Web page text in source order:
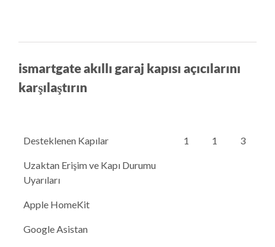
ismartgate akıllı garaj kapısı açıcılarını
karşılaştırın
Desteklenen Kapılar 1 1 3
Uzaktan Erişim ve Kapı Durumu
Uyarıları
Apple HomeKit
Google Asistan